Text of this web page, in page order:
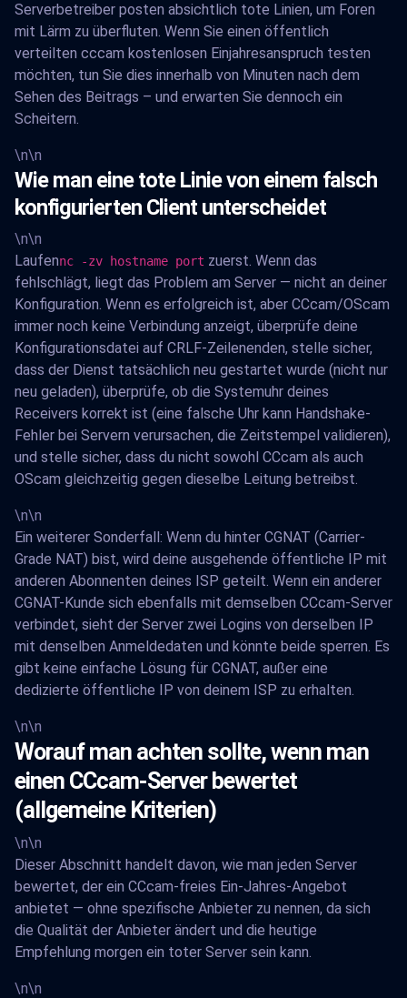
Serverbetreiber posten absichtlich tote Linien, um Foren
mit Lärm zu überfluten. Wenn Sie einen öffentlich
verteilten cccam kostenlosen Einjahresanspruch testen
möchten, tun Sie dies innerhalb von Minuten nach dem
Sehen des Beitrags – und erwarten Sie dennoch ein
Scheitern.
\n\n
Wie man eine tote Linie von einem falsch
konfigurierten Client unterscheidet
\n\n
Laufennc -zv hostname port zuerst. Wenn das
fehlschlägt, liegt das Problem am Server — nicht an deiner
Konfiguration. Wenn es erfolgreich ist, aber CCcam/OScam
immer noch keine Verbindung anzeigt, überprüfe deine
Konfigurationsdatei auf CRLF-Zeilenenden, stelle sicher,
dass der Dienst tatsächlich neu gestartet wurde (nicht nur
neu geladen), überprüfe, ob die Systemuhr deines
Receivers korrekt ist (eine falsche Uhr kann Handshake-
Fehler bei Servern verursachen, die Zeitstempel validieren),
und stelle sicher, dass du nicht sowohl CCcam als auch
OScam gleichzeitig gegen dieselbe Leitung betreibst.
\n\n
Ein weiterer Sonderfall: Wenn du hinter CGNAT (Carrier-
Grade NAT) bist, wird deine ausgehende öffentliche IP mit
anderen Abonnenten deines ISP geteilt. Wenn ein anderer
CGNAT-Kunde sich ebenfalls mit demselben CCcam-Server
verbindet, sieht der Server zwei Logins von derselben IP
mit denselben Anmeldedaten und könnte beide sperren. Es
gibt keine einfache Lösung für CGNAT, außer eine
dedizierte öffentliche IP von deinem ISP zu erhalten.
\n\n
Worauf man achten sollte, wenn man
einen CCcam-Server bewertet
(allgemeine Kriterien)
\n\n
Dieser Abschnitt handelt davon, wie man jeden Server
bewertet, der ein CCcam-freies Ein-Jahres-Angebot
anbietet — ohne spezifische Anbieter zu nennen, da sich
die Qualität der Anbieter ändert und die heutige
Empfehlung morgen ein toter Server sein kann.
\n\n